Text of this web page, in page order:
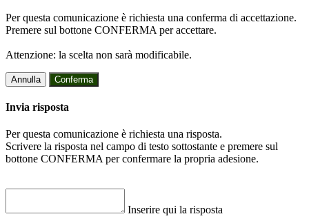
Per questa comunicazione è richiesta una conferma di accettazione.
Premere sul bottone CONFERMA per accettare.
Attenzione: la scelta non sarà modificabile.
Annulla Conferma
Invia risposta
Per questa comunicazione è richiesta una risposta.
Scrivere la risposta nel campo di testo sottostante e premere sul
bottone CONFERMA per confermare la propria adesione.
Inserire qui la risposta